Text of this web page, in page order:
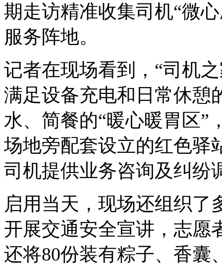
期走访精准收集司机“微
服务阵地。
记者在现场看到，“司机
满足设备充电和日常休憩
水、简餐的“暖心暖胃区”
场地旁配套设立的红色驿
司机提供业务咨询及纠纷
启用当天，现场还组织了
开展交通安全宣讲，志愿
还将80份装有粽子、香囊